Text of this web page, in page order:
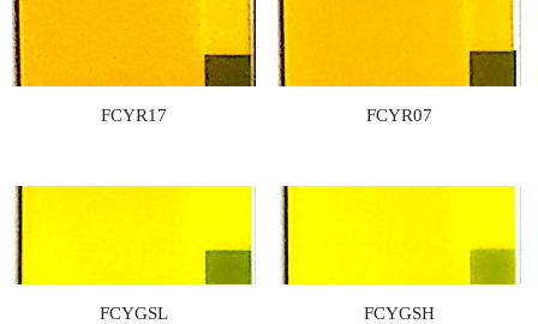
FCYR17 FCYR07
FCYGSL FCYGSH